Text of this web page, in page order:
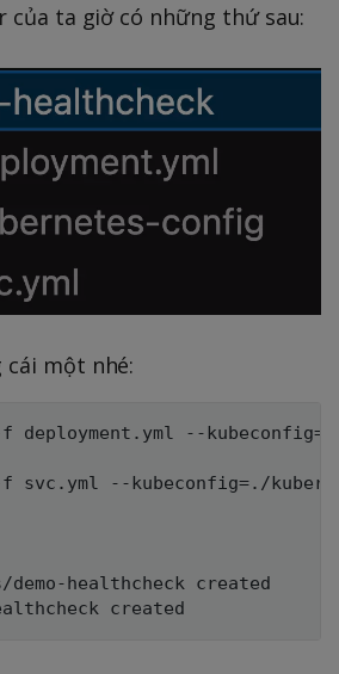
của ta giờ có những thứ sau:
một nhé:
deployment.yml --
svc.yml --kubeconfig=./
demo-healthcheck created